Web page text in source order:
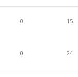
0 15
0 24